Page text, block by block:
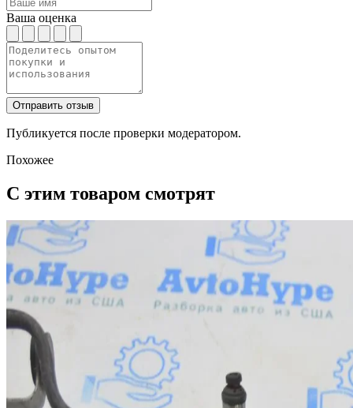
Ваша оценка
Отправить отзыв
Публикуется после проверки модератором.
Похожее
С этим товаром смотрят